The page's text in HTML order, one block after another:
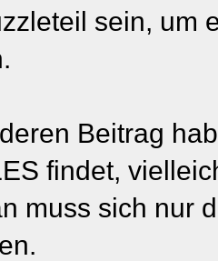
sein, um
Beitrag
findet,
muss sich nur